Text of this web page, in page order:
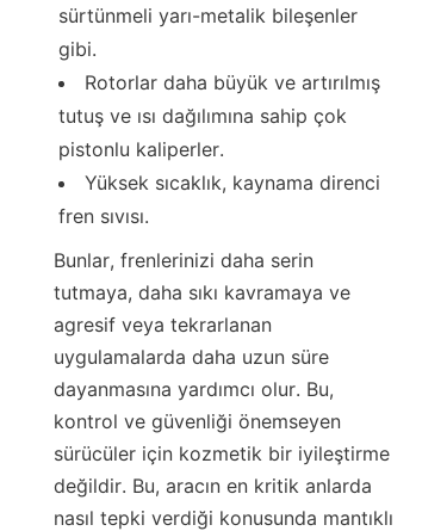
sürtünmeli yarı-metalik bileşenler
gibi.
Rotorlar daha büyük ve artırılmış
tutuş ve ısı dağılımına sahip çok
pistonlu kaliperler.
Yüksek sıcaklık, kaynama direnci
fren sıvısı.
Bunlar, frenlerinizi daha serin
tutmaya, daha sıkı kavramaya ve
agresif veya tekrarlanan
uygulamalarda daha uzun süre
dayanmasına yardımcı olur. Bu,
kontrol ve güvenliği önemseyen
sürücüler için kozmetik bir iyileştirme
değildir. Bu, aracın en kritik anlarda
nasıl tepki verdiği konusunda mantıklı